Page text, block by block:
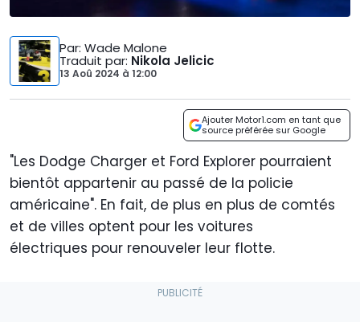
Par: Wade Malone
Traduit par: Nikola Jelicic
13 Aoû 2024 à 12:00
Ajouter Motor1.com en tant que
source préférée sur Google
"Les Dodge Charger et Ford Explorer pourraient
bientôt appartenir au passé de la policie
américaine". En fait, de plus en plus de comtés
et de villes optent pour les voitures
électriques pour renouveler leur flotte.